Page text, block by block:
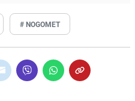
# NOGOMET